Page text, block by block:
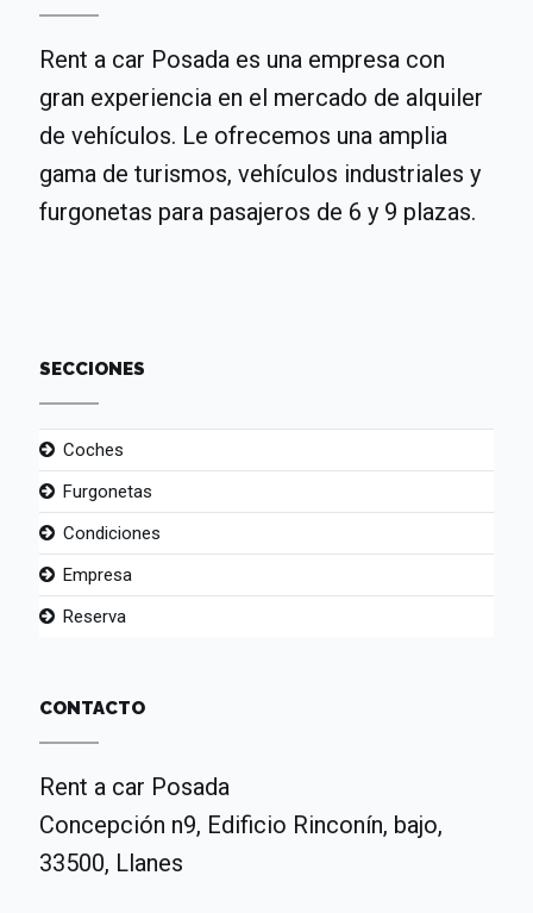
Rent a car Posada es una empresa con
gran experiencia en el mercado de alquiler
de vehículos. Le ofrecemos una amplia
gama de turismos, vehículos industriales y
furgonetas para pasajeros de 6 y 9 plazas.
SECCIONES
Coches
Furgonetas
Condiciones
Empresa
Reserva
CONTACTO
Rent a car Posada
Concepción n9, Edificio Rinconín, bajo,
33500, Llanes